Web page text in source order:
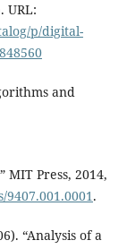
URL:
p/digital-
and
MIT Press, 2014,
.
“Analysis of a